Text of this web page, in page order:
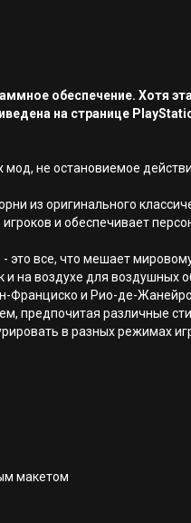
обеспечение. Хотя
на странице
не остановиемое
из оригинального
и обеспечивает
все, что мешает
на воздухе для воздушных
Франциско и Рио-де-
предпочитая различные
в разных режимах
макетом